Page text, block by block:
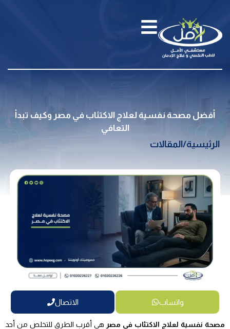
أفضل مصحة نفسية لعلاج الاكتئاب في مصر وكيف تبدأ
التعافي
الرئيسية/المقالات
واتساب الاتصال
مصحة نفسية لعلاج الاكتئاب في مصر هي أقرب الطرق للتخلص من أحد